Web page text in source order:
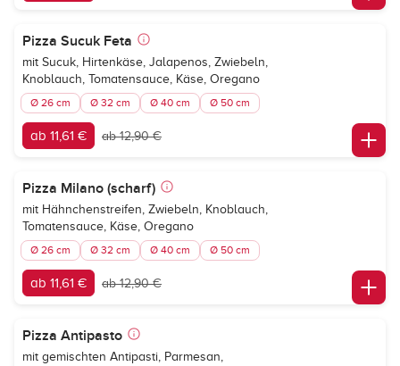
Pizza Sucuk Feta
mit Sucuk, Hirtenkäse, Jalapenos, Zwiebeln,
Knoblauch, Tomatensauce, Käse, Oregano
Ø 26 cm Ø 32 cm Ø 40 cm Ø 50 cm
ab 11,61 € ab 12,90 €
Pizza Milano (scharf)
mit Hähnchenstreifen, Zwiebeln, Knoblauch,
Tomatensauce, Käse, Oregano
Ø 26 cm Ø 32 cm Ø 40 cm Ø 50 cm
ab 11,61 € ab 12,90 €
Pizza Antipasto
mit gemischten Antipasti, Parmesan,